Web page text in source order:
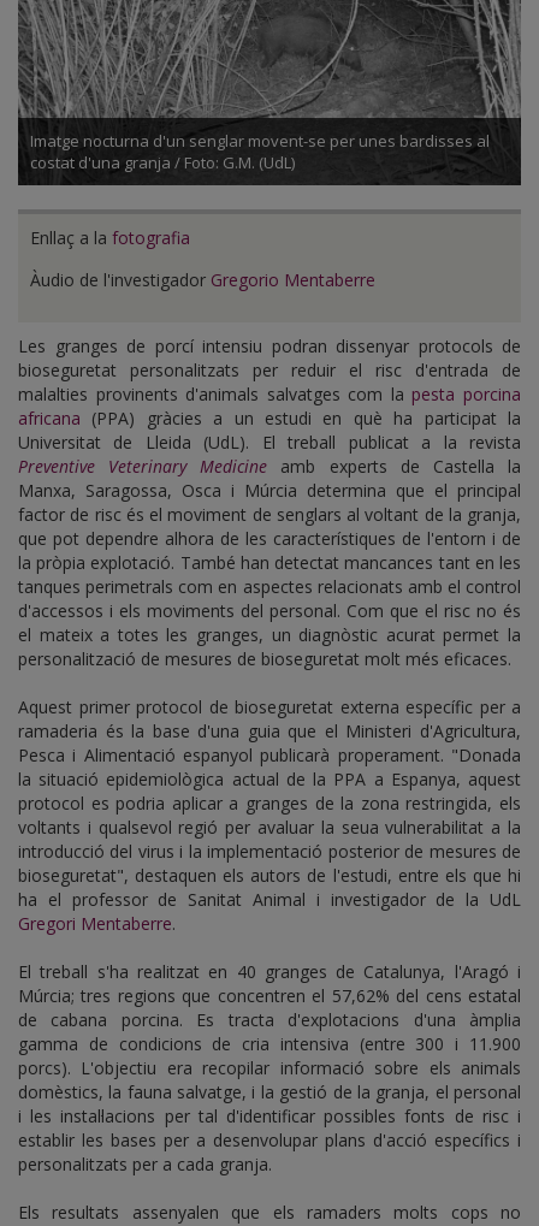
Imatge nocturna d'un senglar movent-se per unes bardisses al
costat d'una granja / Foto: G.M. (UdL)
Enllaç a la fotografia
Àudio de l'investigador Gregorio Mentaberre
Les granges de porcí intensiu podran dissenyar protocols de
bioseguretat personalitzats per reduir el risc d'entrada de
malalties provinents d'animals salvatges com la pesta porcina
africana (PPA) gràcies a un estudi en què ha participat la
Universitat de Lleida (UdL). El treball publicat a la revista
Preventive Veterinary Medicine
amb experts de Castella la
Manxa, Saragossa, Osca i Múrcia determina que el principal
factor de risc és el moviment de senglars al voltant de la granja,
que pot dependre alhora de les característiques de l'entorn i de
la pròpia explotació. També han detectat mancances tant en les
tanques perimetrals com en aspectes relacionats amb el control
d'accessos i els moviments del personal. Com que el risc no és
el mateix a totes les granges, un diagnòstic acurat permet la
personalització de mesures de bioseguretat molt més eficaces.
Aquest primer protocol de bioseguretat externa específic per a
ramaderia és la base d'una guia que el Ministeri d'Agricultura,
Pesca i Alimentació espanyol publicarà properament. "Donada
la situació epidemiològica actual de la PPA a Espanya, aquest
protocol es podria aplicar a granges de la zona restringida, els
voltants i qualsevol regió per avaluar la seua vulnerabilitat a la
introducció del virus i la implementació posterior de mesures de
bioseguretat", destaquen els autors de l'estudi, entre els que hi
ha el professor de Sanitat Animal i investigador de la UdL
Gregori Mentaberre.
El treball s'ha realitzat en 40 granges de Catalunya, l'Aragó i
Múrcia; tres regions que concentren el 57,62% del cens estatal
de cabana porcina. Es tracta d'explotacions d'una àmplia
gamma de condicions de cria intensiva (entre 300 i 11.900
porcs). L'objectiu era recopilar informació sobre els animals
domèstics, la fauna salvatge, i la gestió de la granja, el personal
i les instal·lacions per tal d'identificar possibles fonts de risc i
establir les bases per a desenvolupar plans d'acció específics i
personalitzats per a cada granja.
Els resultats assenyalen que els ramaders molts cops no